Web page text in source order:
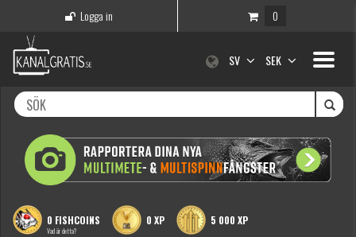
Logga in 0
Toggle
SV SEK
0 FISHCOINS
Vad är detta?
0 XP 5 000 XP